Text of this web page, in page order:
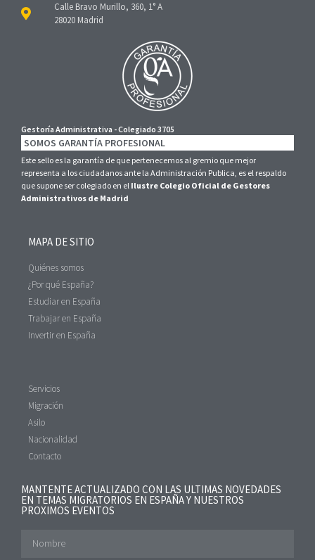
Calle Bravo Murillo, 360, 1° A
28020 Madrid
Gestoría Administrativa - Colegiado 3705
SOMOS GARANTÍA PROFESIONAL
Este sello es la garantía de que pertenecemos al gremio que mejor
representa a los ciudadanos ante la Administración Publica, es el respaldo
que supone ser colegiado en el Ilustre Colegio Oficial de Gestores
Administrativos de Madrid
MAPA DE SITIO
Quiénes somos
¿Por qué España?
Estudiar en España
Trabajar en España
Invertir en España
Servicios
Migración
Asilo
Nacionalidad
Contacto
MANTENTE ACTUALIZADO CON LAS ULTIMAS NOVEDADES
EN TEMAS MIGRATORIOS EN ESPAÑA Y NUESTROS
PROXIMOS EVENTOS